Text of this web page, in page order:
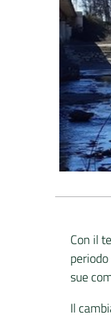
Con il
sue
Il